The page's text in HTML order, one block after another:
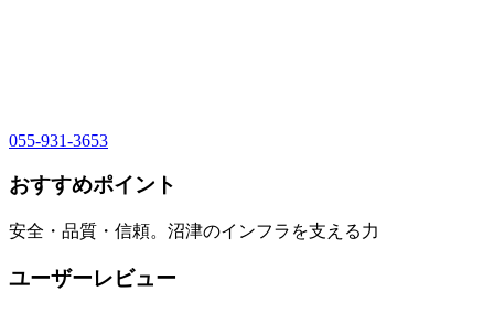
055-931-3653
おすすめポイント
安全・品質・信頼。沼津のインフラを支える力
ユーザーレビュー